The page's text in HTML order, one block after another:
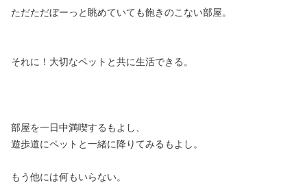
ただただぼーっと眺めていても飽きのこない部屋。
それに！大切なペットと共に生活できる。
部屋を一日中満喫するもよし、
遊歩道にペットと一緒に降りてみるもよし。
もう他には何もいらない。